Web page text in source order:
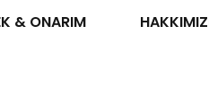
& ONARIM